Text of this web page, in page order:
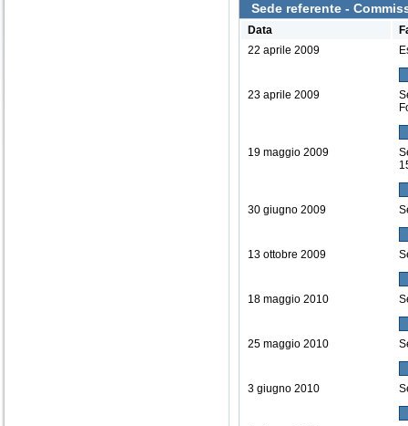
Sede referente -
Data
22 aprile 2009
23 aprile 2009
19 maggio 2009
30 giugno 2009
13 ottobre 2009
18 maggio 2010
25 maggio 2010
3 giugno 2010